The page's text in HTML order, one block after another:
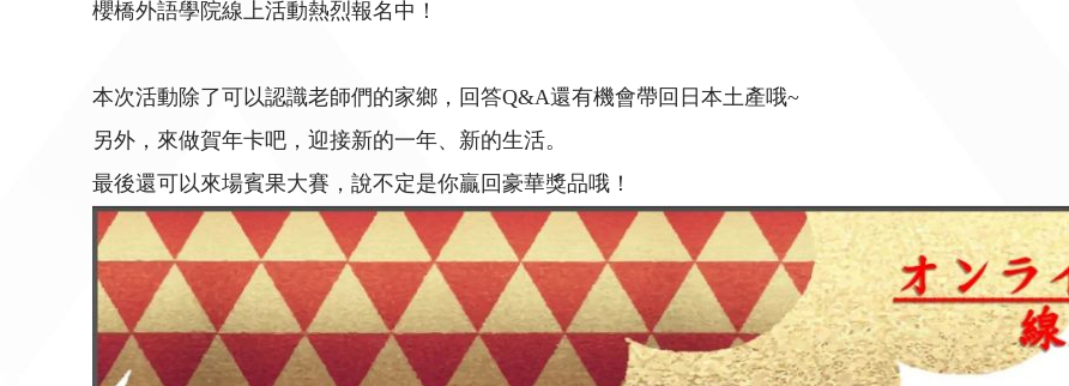
櫻橋外語學院線上活動熱烈報名中！
本次活動除了可以認識老師們的家鄉，回答Q&A還有機會帶回日本土產哦~
另外，來做賀年卡吧，迎接新的一年、新的生活。
最後還可以來場賓果大賽，說不定是你贏回豪華獎品哦！